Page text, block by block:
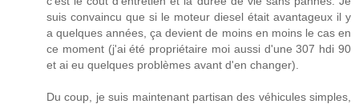
suis convaincu que si le moteur diesel était avantageux il y
a quelques années, ça devient de moins en moins le cas en
ce moment (j'ai été propriétaire moi aussi d'une 307 hdi 90
et ai eu quelques problèmes avant d'en changer).
Du coup, je suis maintenant partisan des véhicules simples,